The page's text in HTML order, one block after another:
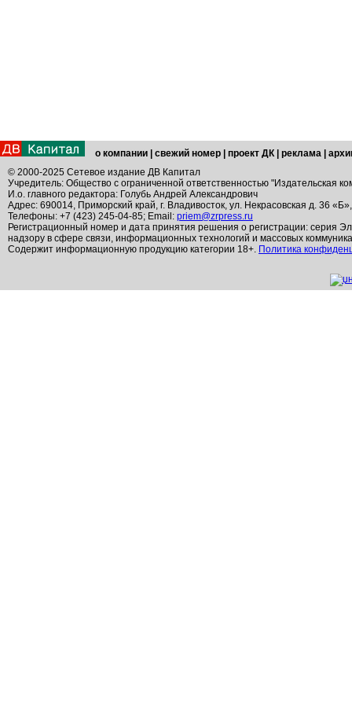
о компании свежий номер проект ДК реклама
© 2000-2025 Сетевое издание ДВ Капитал
Учредитель: Общество с ограниченной ответственностью "Издательская
И.о. главного редактора: Голубь Андрей Александрович
Адрес: 690014, Приморский край, г. Владивосток, ул. Некрасовская д. 36
Телефоны: +7 (423) 245-04-85; Email: priem@zrpress.ru
Регистрационный номер и дата принятия решения о регистрации: серия
надзору в сфере связи, информационных технологий и массовых
Содержит информационную продукцию категории 18+. Политика